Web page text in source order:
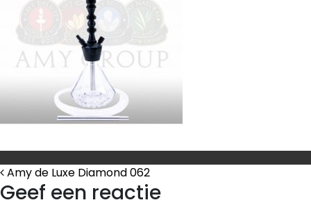
Bericht Navigatie
Amy de Luxe Diamond 062
Geef een reactie